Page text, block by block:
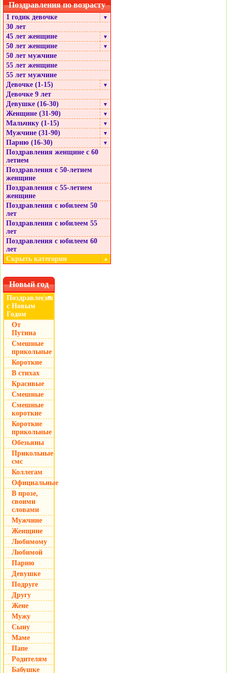
Поздравления по возрасту
1 годик девочке ▼
30 лет
45 лет женщине
▼
50 лет женщине ▼
50 лет мужчине
55 лет женщине
55 лет мужчине
Девочке (1-15)
▼
Девочке 9 лет
Девушке (16-30)
▼
Женщине (31-90) ▼
Мальчику (1-15) ▼
Мужчине (31-90) ▼
Парню (16-30) ▼
Поздравления женщине с 60
летием
Поздравления с 50-летием
женщине
Поздравления с 55-летием
женщине
Поздравления с юбилеем 50
лет
Поздравления с юбилеем 55
лет
Поздравления с юбилеем 60
лет
Скрыть категории
▲
Новый год
Поздравления
с Новым
Годом
▼
От
Путина
Смешные
прикольные
Короткие
В стихах
Красивые
Смешные
Смешные
короткие
Короткие
прикольные
Обезьяны
Прикольные
смс
Коллегам
Официальные
В прозе,
своими
словами
Мужчине
Женщине
Любимому
Любимой
Парню
Девушке
Подруге
Другу
Жене
Мужу
Сыну
Маме
Папе
Родителям
Бабушке